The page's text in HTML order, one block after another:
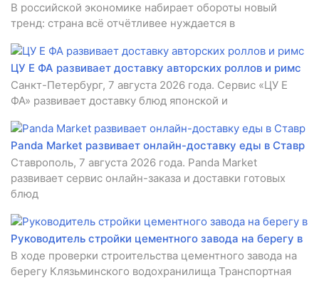
В российской экономике набирает обороты новый
тренд: страна всё отчётливее нуждается в
ЦУ Е ФА развивает доставку авторских роллов и римс
Санкт-Петербург, 7 августа 2026 года. Сервис «ЦУ Е
ФА» развивает доставку блюд японской и
Panda Market развивает онлайн-доставку еды в Ставр
Ставрополь, 7 августа 2026 года. Panda Market
развивает сервис онлайн-заказа и доставки готовых
блюд
Руководитель стройки цементного завода на берегу в
В ходе проверки строительства цементного завода на
берегу Клязьминского водохранилища Транспортная